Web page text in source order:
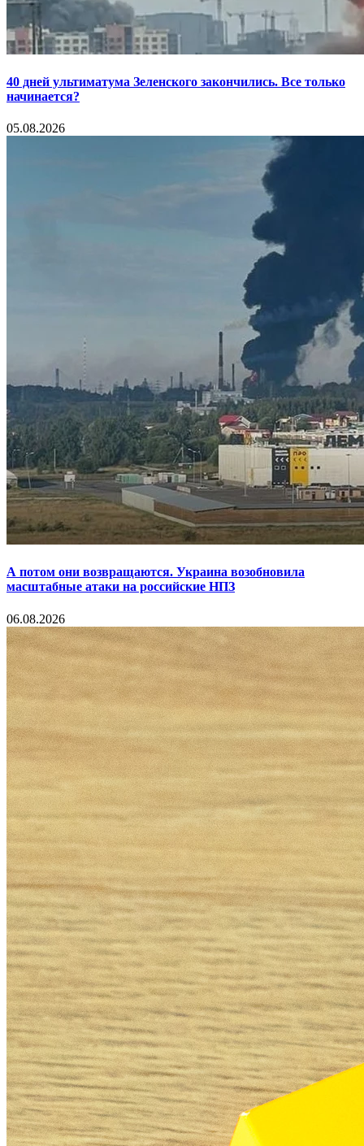
40 дней ультиматума Зеленского закончились. Все только
начинается?
05.08.2026
А потом они возвращаются. Украина возобновила
масштабные атаки на российские НПЗ
06.08.2026